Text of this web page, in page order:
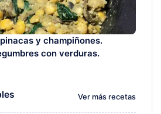
y champiñones.
con verduras.
Ver más recetas